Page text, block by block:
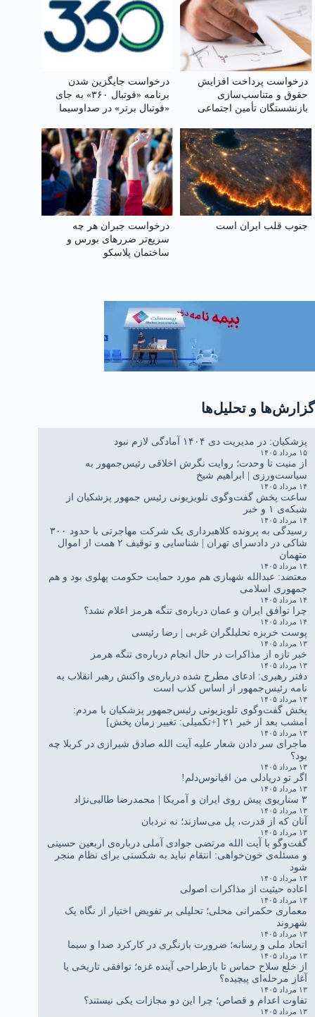
درخواست پرداخت افزایش
حقوق و متناسب‌سازی
بازنشستگان تأمین اجتماعی
درخواست جایگزین شدن
برنامه «فوتبال ۳۶۰» به جای
«فوتبال برتر» در صداوسیما
جنوب قلب ایران است
درخواست جبران هر چه
سریع‌تر ضررهای بورس و
ساختمان پلاسکو
گزارش‌ها و تحلیل‌ها
پزشکیان: در مدیریت دی ۱۴۰۴ آمادگی لازم نبود
۱۵ مرداد ۱۴۰۵
از منیت تا وحدت؛ روایت نگرش اخلاقی رئیس‌جمهور به
سیاست‌ورزی | ابراهیم شیخ
۱۴ مرداد ۱۴۰۵
ساعت پخش گفت‌وگوی تلویزیونی رئیس جمهور پزشکیان از
شبکه‌ی ۱ و خبر
۱۴ مرداد ۱۴۰۵
رسیدگی به پرونده کلاهبرداری یک شرکت مهاجرتی با حدود ۳۰۰
شاکی در دادسرای تهران | شناسایی و توقیف ۲ همت از اموال
متهمان
۱۴ مرداد ۱۴۰۵
معتضد: عبدالله شهبازی هم مورد حمایت حکومت پهلوی بود و هم
جمهوری اسلامی
۱۴ مرداد ۱۴۰۵
چرا توافق ایران و عمان درباره‌ی تنگه هرمز اعلام نشد؟
۱۴ مرداد ۱۴۰۵
پوست خربزه تحلیلگران غربی | رضا رئیسی
۱۳ مرداد ۱۴۰۵
خبر تازه از مذاکرات در حال انجام درباره‌ی تنگه هرمز
۱۳ مرداد ۱۴۰۵
دفتر رهبری: ادعای مطرح شده درباره‌ی واکنش رهبر انقلاب به
نامه رئیس‌جمهور از اساس کذب است
۱۳ مرداد ۱۴۰۵
پخش گفت‌وگوی تلویزیونی رئیس‌جمهور پزشکیان با مردم:
امشب بعد از خبر ۲۱ [+تکمیلی: تغییر زمان پخش]
۱۳ مرداد ۱۴۰۵
ماجرای سر دادن شعار علیه آیت الله صادق شیرازی در کربلا چه
بود؟
۱۳ مرداد ۱۴۰۵
اگر تو دریادلی من اقیانوس‌دلم!
۱۳ مرداد ۱۴۰۵
۳ سناریوی پیش روی ایران و آمریکا | محمدرضا طالبی‌نژاد
۱۳ مرداد ۱۴۰۵
آنان که از قدرت، پل می‌سازند؛ نه نردبان
۱۳ مرداد ۱۴۰۵
گفت‌وگو با آیت الله مرتضی جوادی آملی درباره‌ی اربعین حسینی
و مسئله‌ی خون‌خواهی: انتقام نباید به شکستی برای نظام منجر
شود
۱۳ مرداد ۱۴۰۵
اعاده حیثیت از مذاکرات اصولی
۱۳ مرداد ۱۴۰۵
معماری حکمرانی محلی؛ تحلیلی بر تفویض اختیار از نگاه یک
شهروند
۱۳ مرداد ۱۴۰۵
اتحاد ملی و رسانه؛ ضرورت بازنگری در کارکرد صدا و سیما
۱۳ مرداد ۱۴۰۵
از خلع سلاح حماس تا بازطراحی آینده غزه؛ توافقی تاریخی یا
آغاز مرحله‌ای پیچیده؟
۱۳ مرداد ۱۴۰۵
تفاوت اعدام و قصاص؛ چرا این دو مجازات یکی نیستند؟
۱۳ مرداد ۱۴۰۵